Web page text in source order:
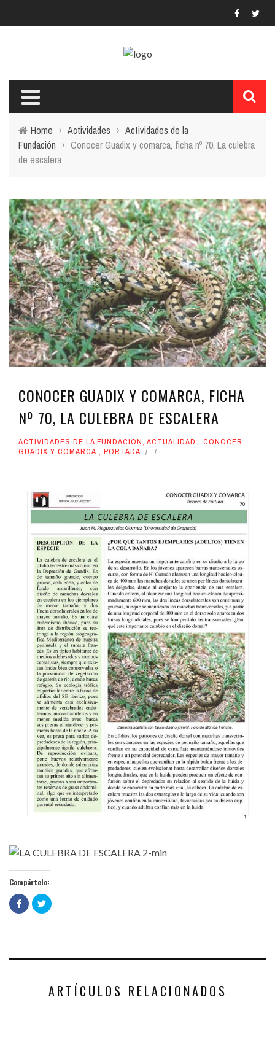
Home › Actividades › Actividades de la
Fundación › Conocer Guadix y comarca, ficha nº 70, La culebra
de escalera
CONOCER GUADIX Y COMARCA, FICHA
Nº 70, LA CULEBRA DE ESCALERA
ACTIVIDADES DE LA FUNDACIÓN, ACTUALIDAD , CONOCER
GUADIX Y COMARCA , PORTADA
Compártelo:
Haz
clic
para
en
Haz
clic
en
ARTÍCULOS RELACIONADOS